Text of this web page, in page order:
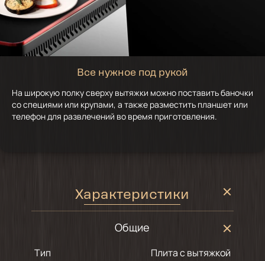
Все нужное под рукой
На широкую полку сверху вытяжки можно поставить баночки
со специями или крупами, а также разместить планшет или
телефон для развлечений во время приготовления.
Характеристики
Общие
Тип
Плита с вытяжкой